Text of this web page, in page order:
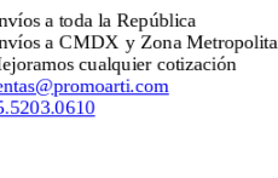
a toda la República
a CMDX y Zona Metropolitana
cualquier cotización